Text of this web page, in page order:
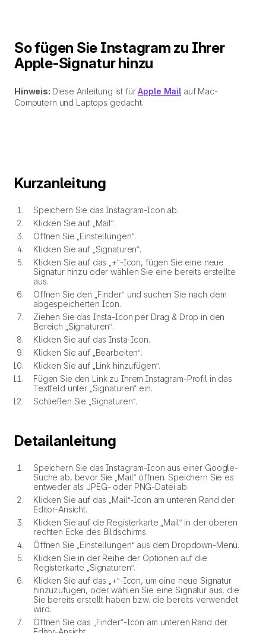
So fügen Sie Instagram zu Ihrer
Apple-Signatur hinzu
Hinweis: Diese Anleitung ist fürApple Mail auf Mac-
Computern und Laptops gedacht.
Kurzanleitung
Speichern Sie das Instagram-Icon ab.
Klicken Sie auf „Mail“.
Öffnen Sie „Einstellungen“.
Klicken Sie auf „Signaturen“.
Klicken Sie auf das „+“-Icon, fügen Sie eine neue
Signatur hinzu oder wählen Sie eine bereits erstellte
aus.
Öffnen Sie den „Finder“ und suchen Sie nach dem
abgespeicherten Icon.
Ziehen Sie das Insta-Icon per Drag & Drop in den
Bereich „Signaturen“.
Klicken Sie auf das Insta-Icon.
Klicken Sie auf „Bearbeiten“.
Klicken Sie auf „Link hinzufügen“.
Fügen Sie den Link zu Ihrem Instagram-Profil in das
Textfeld unter „Signaturen“ ein.
Schließen Sie „Signaturen“.
Detailanleitung
Speichern Sie das Instagram-Icon aus einer Google-
Suche ab, bevor Sie „Mail“ öffnen. Speichern Sie es
entweder als JPEG- oder PNG-Datei ab.
Klicken Sie auf das „Mail“-Icon am unteren Rand der
Editor-Ansicht.
Klicken Sie auf die Registerkarte „Mail“ in der oberen
rechten Ecke des Bildschirms.
Öffnen Sie „Einstellungen“ aus dem Dropdown-Menü.
Klicken Sie in der Reihe der Optionen auf die
Registerkarte „Signaturen“.
Klicken Sie auf das „+“-Icon, um eine neue Signatur
hinzuzufügen, oder wählen Sie eine Signatur aus, die
Sie bereits erstellt haben bzw. die bereits verwendet
wird.
Öffnen Sie das „Finder“-Icon am unteren Rand der